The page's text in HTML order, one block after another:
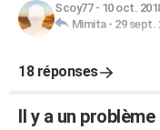
Scoy77- 10 oct.
Mimita- 29 sept.
18 réponses
Il y a un